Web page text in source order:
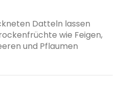
Datteln lassen
wie Feigen,
und Pflaumen